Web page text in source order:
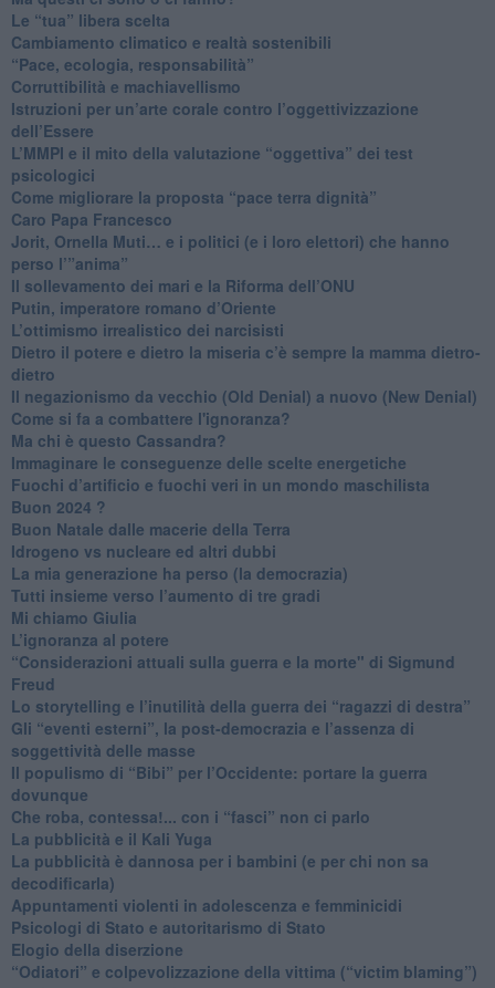
​Le “tua” libera scelta
Cambiamento climatico e realtà sostenibili
“Pace, ecologia, responsabilità”
​Corruttibilità e machiavellismo
Istruzioni per un’arte corale contro l’oggettivizzazione
dell’Essere
​L’MMPI e il mito della valutazione “oggettiva” dei test
psicologici
Come migliorare la proposta “pace terra dignità”
Caro Papa Francesco
​Jorit, Ornella Muti… e i politici (e i loro elettori) che hanno
perso l’”anima”
​Il sollevamento dei mari e la Riforma dell’ONU
Putin, imperatore romano d’Oriente
​L’ottimismo irrealistico dei narcisisti
​Dietro il potere e dietro la miseria c’è sempre la mamma dietro-
dietro
Il negazionismo da vecchio (Old Denial) a nuovo (New Denial)
Come si fa a combattere l'ignoranza?
Ma chi è questo Cassandra?
Immaginare le conseguenze delle scelte energetiche
​Fuochi d’artificio e fuochi veri in un mondo maschilista
Buon 2024 ?
​Buon Natale dalle macerie della Terra
​Idrogeno vs nucleare ed altri dubbi
​La mia generazione ha perso (la democrazia)
​Tutti insieme verso l’aumento di tre gradi
Mi chiamo Giulia
L’ignoranza al potere
​“Considerazioni attuali sulla guerra e la morte" di Sigmund
Freud
​Lo storytelling e l’inutilità della guerra dei “ragazzi di destra”
​Gli “eventi esterni”, la post-democrazia e l’assenza di
soggettività delle masse
​Il populismo di “Bibi” per l’Occidente: portare la guerra
dovunque
​Che roba, contessa!... con i “fasci” non ci parlo
La pubblicità e il Kali Yuga
​La pubblicità è dannosa per i bambini (e per chi non sa
decodificarla)
​Appuntamenti violenti in adolescenza e femminicidi
​Psicologi di Stato e autoritarismo di Stato
Elogio della diserzione
“Odiatori” e colpevolizzazione della vittima (“victim blaming”)